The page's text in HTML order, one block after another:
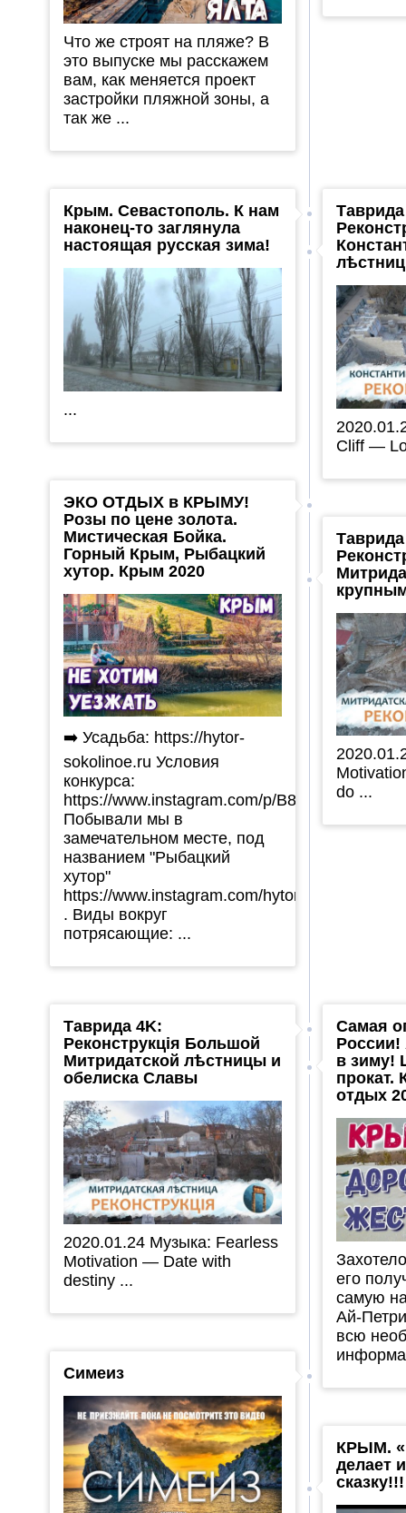
Что же строят на пляже? В
это выпуске мы расскажем
вам, как меняется проект
застройки пляжной зоны, а
так же ...
Крым. Севастополь. К нам
наконец-то заглянула
настоящая русская зима!
...
Cliff —
ЭКО ОТДЫХ в КРЫМУ!
Розы по цене золота.
Мистическая Бойка.
Горный Крым, Рыбацкий
хутор. Крым 2020
➡️ Усадьба: https://hytor-
sokolinoe.ru Условия
конкурса:
https://www.instagram.com/p/B8Q2vYlJsvt/
Побывали мы в
замечательном месте, под
названием "Рыбацкий
хутор"
https://www.instagram.com/hytor_sokolinoe/
. Виды вокруг
потрясающие: ...
do ...
Таврида 4K:
Реконструкція Большой
Митридатской лѣстницы и
обелиска Славы
2020.01.24 Музыка: Fearless
Motivation — Date with
destiny ...
Самая
России!
в зиму!
прокат.
отдых
его
самую
Ай-
всю
Симеиз
КРЫМ.
делает
сказку!!!